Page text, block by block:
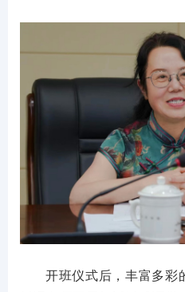
开班仪式后，丰富多彩